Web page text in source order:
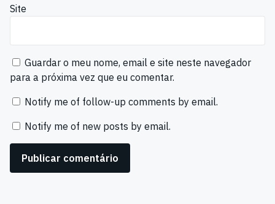
Site
Guardar o meu nome, email e site neste navegador
para a próxima vez que eu comentar.
Notify me of follow-up comments by email.
Notify me of new posts by email.